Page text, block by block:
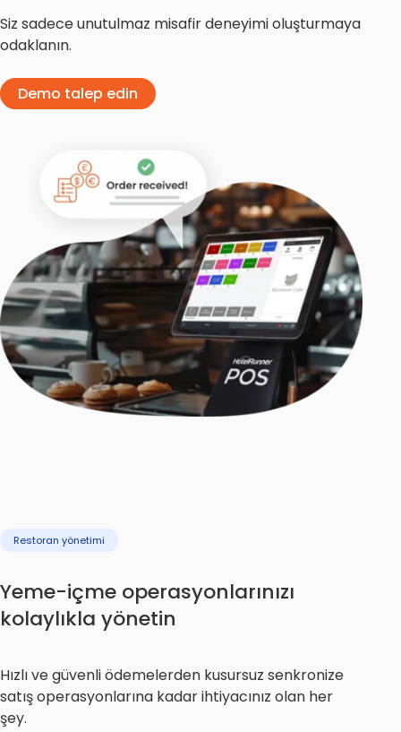
Siz sadece unutulmaz misafir deneyimi oluşturmaya
odaklanın.
Demo talep edin
Restoran yönetimi
Yeme-içme operasyonlarınızı
kolaylıkla yönetin
Hızlı ve güvenli ödemelerden kusursuz senkronize
satış operasyonlarına kadar ihtiyacınız olan her
şey.